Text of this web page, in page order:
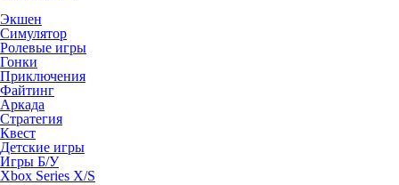
Экшен
Симулятор
Ролевые игры
Гонки
Приключения
Файтинг
Аркада
Стратегия
Квест
Детские игры
Игры Б/У
Xbox Series X/S